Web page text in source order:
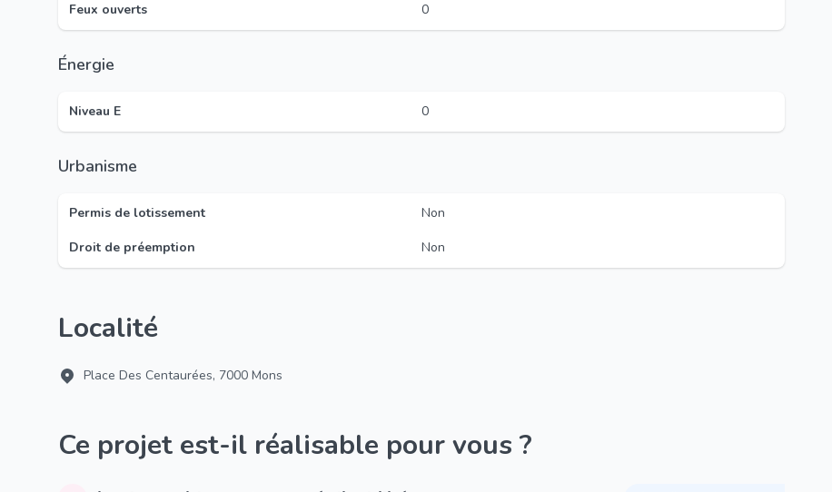
Feux ouverts
0
Énergie
Niveau E 0
Urbanisme
Permis de lotissement
Non
Droit de préemption
Non
Localité
Place Des Centaurées, 7000 Mons
Ce projet est-il réalisable pour vous ?